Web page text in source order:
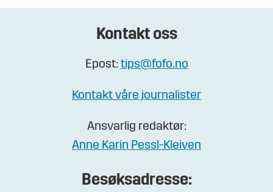
Kontakt oss
Epost: tips@fofo.no
Kontakt våre journalister
Ansvarlig redaktør:
Anne Karin Pessl-Kleiven
Besøksadresse: